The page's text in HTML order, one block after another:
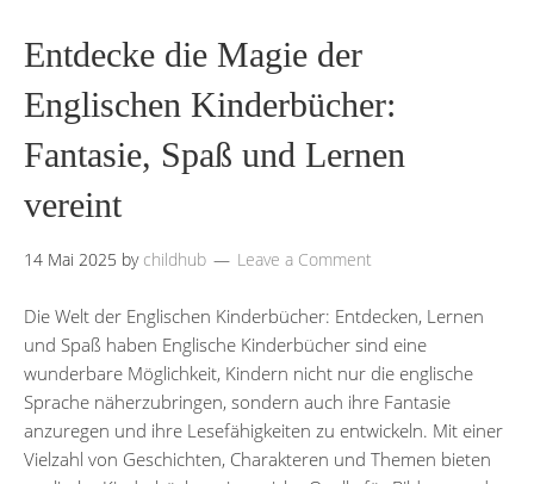
Entdecke die Magie der
Englischen Kinderbücher:
Fantasie, Spaß und Lernen
vereint
14 Mai 2025 by childhub Leave a Comment
Die Welt der Englischen Kinderbücher: Entdecken, Lernen
und Spaß haben Englische Kinderbücher sind eine
wunderbare Möglichkeit, Kindern nicht nur die englische
Sprache näherzubringen, sondern auch ihre Fantasie
anzuregen und ihre Lesefähigkeiten zu entwickeln. Mit einer
Vielzahl von Geschichten, Charakteren und Themen bieten